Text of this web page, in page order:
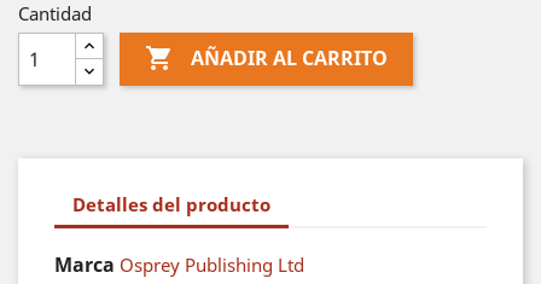
Cantidad
 AÑADIR AL CARRITO
Detalles del producto
Marca Osprey Publishing Ltd